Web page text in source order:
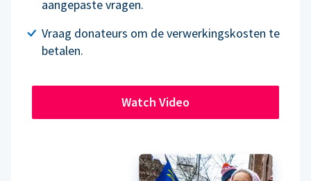
aangepaste vragen.
Vraag donateurs om de verwerkingskosten te
betalen.
Watch Video